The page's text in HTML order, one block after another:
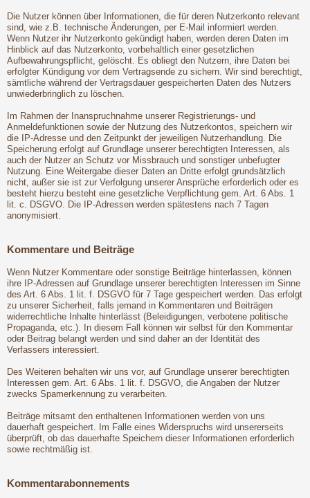
Die Nutzer können über Informationen, die für deren Nutzerkonto relevant
sind, wie z.B. technische Änderungen, per E-Mail informiert werden.
Wenn Nutzer ihr Nutzerkonto gekündigt haben, werden deren Daten im
Hinblick auf das Nutzerkonto, vorbehaltlich einer gesetzlichen
Aufbewahrungspflicht, gelöscht. Es obliegt den Nutzern, ihre Daten bei
erfolgter Kündigung vor dem Vertragsende zu sichern. Wir sind berechtigt,
sämtliche während der Vertragsdauer gespeicherten Daten des Nutzers
unwiederbringlich zu löschen.
Im Rahmen der Inanspruchnahme unserer Registrierungs- und
Anmeldefunktionen sowie der Nutzung des Nutzerkontos, speichern wir
die IP-Adresse und den Zeitpunkt der jeweiligen Nutzerhandlung. Die
Speicherung erfolgt auf Grundlage unserer berechtigten Interessen, als
auch der Nutzer an Schutz vor Missbrauch und sonstiger unbefugter
Nutzung. Eine Weitergabe dieser Daten an Dritte erfolgt grundsätzlich
nicht, außer sie ist zur Verfolgung unserer Ansprüche erforderlich oder es
besteht hierzu besteht eine gesetzliche Verpflichtung gem. Art. 6 Abs. 1
lit. c. DSGVO. Die IP-Adressen werden spätestens nach 7 Tagen
anonymisiert.
Kommentare und Beiträge
Wenn Nutzer Kommentare oder sonstige Beiträge hinterlassen, können
ihre IP-Adressen auf Grundlage unserer berechtigten Interessen im Sinne
des Art. 6 Abs. 1 lit. f. DSGVO für 7 Tage gespeichert werden. Das erfolgt
zu unserer Sicherheit, falls jemand in Kommentaren und Beiträgen
widerrechtliche Inhalte hinterlässt (Beleidigungen, verbotene politische
Propaganda, etc.). In diesem Fall können wir selbst für den Kommentar
oder Beitrag belangt werden und sind daher an der Identität des
Verfassers interessiert.
Des Weiteren behalten wir uns vor, auf Grundlage unserer berechtigten
Interessen gem. Art. 6 Abs. 1 lit. f. DSGVO, die Angaben der Nutzer
zwecks Spamerkennung zu verarbeiten.
Beiträge mitsamt den enthaltenen Informationen werden von uns
dauerhaft gespeichert. Im Falle eines Widerspruchs wird unsererseits
überprüft, ob das dauerhafte Speichern dieser Informationen erforderlich
sowie rechtmäßig ist.
Kommentarabonnements